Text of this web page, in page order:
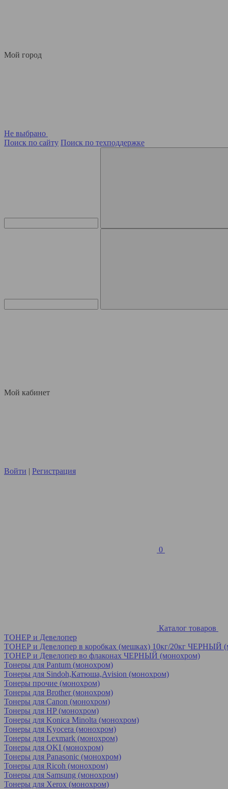
Мой город
Не выбрано
Поиск по сайту Поиск по техподдержке
Мой кабинет
Войти | Регистрация
0
Каталог товаров
ТОНЕР и Девелопер
ТОНЕР и Девелопер в коробках (мешках) 10кг/20кг ЧЕРНЫЙ
ТОНЕР и Девелопер во флаконах ЧЕРНЫЙ (монохром)
Тонеры для Pantum (монохром)
Тонеры для Sindoh,Катюша,Avision (монохром)
Тонеры прочие (монохром)
Тонеры для Brother (монохром)
Тонеры для Canon (монохром)
Тонеры для HP (монохром)
Тонеры для Konica Minolta (монохром)
Тонеры для Kyocera (монохром)
Тонеры для Lexmark (монохром)
Тонеры для OKI (монохром)
Тонеры для Panasonic (монохром)
Тонеры для Ricoh (монохром)
Тонеры для Samsung (монохром)
Тонеры для Xerox (монохром)